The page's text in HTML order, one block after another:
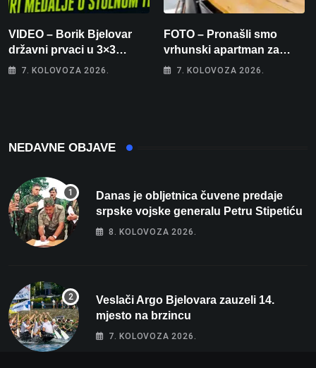
VIDEO – Borik Bjelovar
državni prvaci u 3×3
košarci, Klara Končar je
7. KOLOVOZA 2026.
FOTO – Pronašli smo
vrhunski apartman za
odmor: Pogled na more, tri
7. KOLOVOZA 2026.
NEDAVNE OBJAVE
Danas je obljetnica čuvene predaje
srpske vojske generalu Petru Stipetiću
8. KOLOVOZA 2026.
Veslači Argo Bjelovara zauzeli 14.
mjesto na brzincu
7. KOLOVOZA 2026.